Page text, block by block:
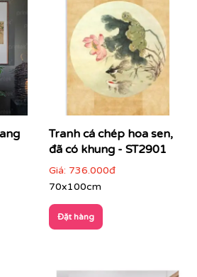
tranh đang xem, có thể bạn
thêm về tranh
hợp nhất với không gian và ý
sưu tập tranh Hoa sen tại
Tranh cá chép hoa sen,
đã có khung - ST2901
Giá: 736.000đ
70x100cm
Đặt hàng